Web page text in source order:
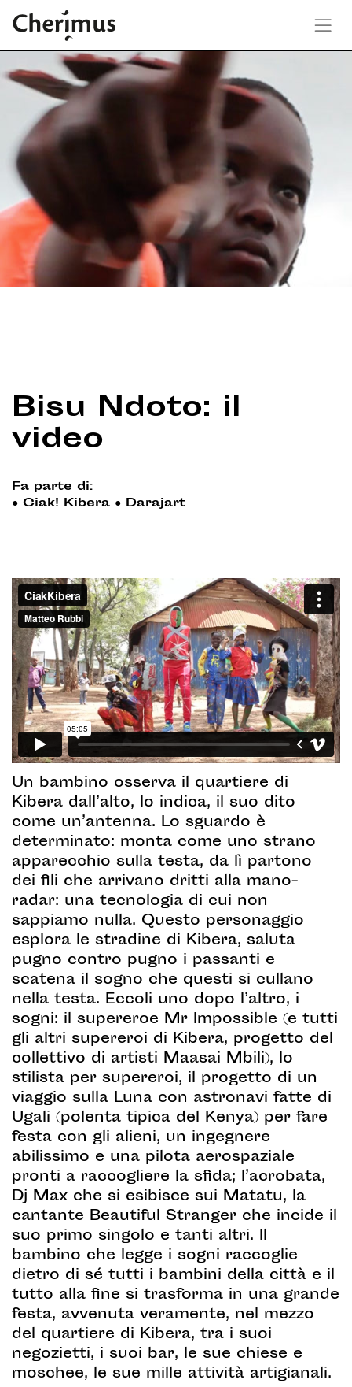
Bisu Ndoto: il
video
Fa parte di:
● Ciak! Kibera ● Darajart
Un bambino osserva il quartiere di
Kibera dall’alto, lo indica, il suo dito
come un’antenna. Lo sguardo è
determinato: monta come uno strano
apparecchio sulla testa, da lì partono
dei fili che arrivano dritti alla mano-
radar: una tecnologia di cui non
sappiamo nulla. Questo personaggio
esplora le stradine di Kibera, saluta
pugno contro pugno i passanti e
scatena il sogno che questi si cullano
nella testa. Eccoli uno dopo l’altro, i
sogni: il supereroe Mr Impossible (e tutti
gli altri supereroi di Kibera, progetto del
collettivo di artisti Maasai Mbili), lo
stilista per supereroi, il progetto di un
viaggio sulla Luna con astronavi fatte di
Ugali (polenta tipica del Kenya) per fare
festa con gli alieni, un ingegnere
abilissimo e una pilota aerospaziale
pronti a raccogliere la sfida; l’acrobata,
Dj Max che si esibisce sui Matatu, la
cantante Beautiful Stranger che incide il
suo primo singolo e tanti altri. Il
bambino che legge i sogni raccoglie
dietro di sé tutti i bambini della città e il
tutto alla fine si trasforma in una grande
festa, avvenuta veramente, nel mezzo
del quartiere di Kibera, tra i suoi
negozietti, i suoi bar, le sue chiese e
moschee, le sue mille attività artigianali.